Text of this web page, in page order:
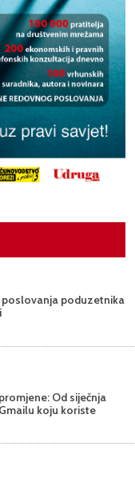
poduzetnika
Od siječnja
koju koriste